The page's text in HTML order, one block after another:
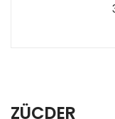
ZÜCDER